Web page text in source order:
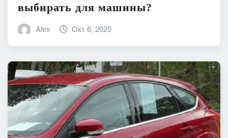
выбирать для машины?
Alex Окт 6, 2020